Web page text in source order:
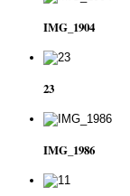
IMG_1904
23
IMG_1986